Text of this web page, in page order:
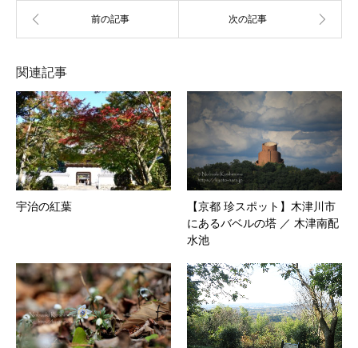
関連記事
宇治の紅葉
【京都 珍スポット】木津川市
にあるバベルの塔 ／ 木津南配
水池